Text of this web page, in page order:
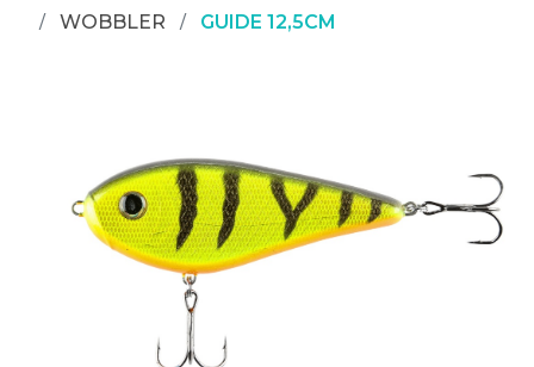
OM
IFISH
WOBBLER
GUIDE 12,5CM